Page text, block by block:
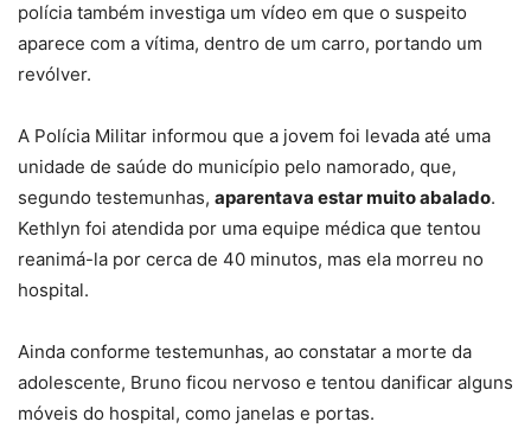
polícia também investiga um vídeo em que o suspeito
aparece com a vítima, dentro de um carro, portando um
revólver.
A Polícia Militar informou que a jovem foi levada até uma
unidade de saúde do município pelo namorado, que,
segundo testemunhas, aparentava estar muito abalado.
Kethlyn foi atendida por uma equipe médica que tentou
reanimá-la por cerca de 40 minutos, mas ela morreu no
hospital.
Ainda conforme testemunhas, ao constatar a morte da
adolescente, Bruno ficou nervoso e tentou danificar alguns
móveis do hospital, como janelas e portas.